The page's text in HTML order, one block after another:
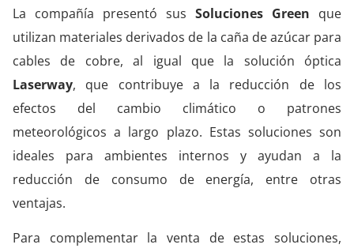
La compañía presentó sus Soluciones Green que
utilizan materiales derivados de la caña de azúcar para
cables de cobre, al igual que la solución óptica
Laserway, que contribuye a la reducción de los
efectos del cambio climático o patrones
meteorológicos a largo plazo. Estas soluciones son
ideales para ambientes internos y ayudan a la
reducción de consumo de energía, entre otras
ventajas.
Para complementar la venta de estas soluciones,